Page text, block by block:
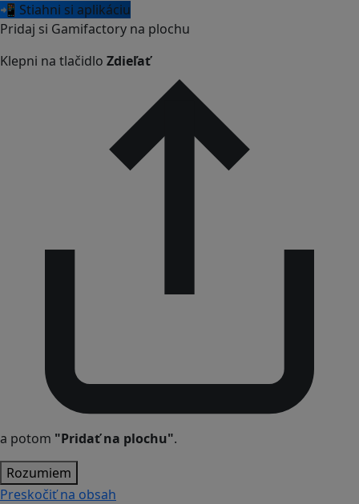
📲 Stiahni si aplikáciu
Pridaj si Gamifactory na plochu
Klepni na tlačidlo Zdieľať
a potom "Pridať na plochu".
Rozumiem
Preskočiť na obsah